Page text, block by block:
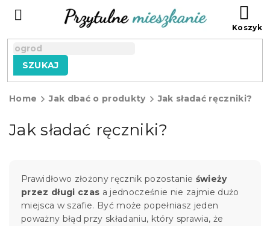
SZUKAJ
Home Jak dbać o produkty Jak sładać ręczniki?
Jak sładać ręczniki?
Prawidłowo złożony ręcznik pozostanie świeży
przez długi czas a jednocześnie nie zajmie dużo
miejsca w szafie. Być może popełniasz jeden
poważny błąd przy składaniu, który sprawia, że